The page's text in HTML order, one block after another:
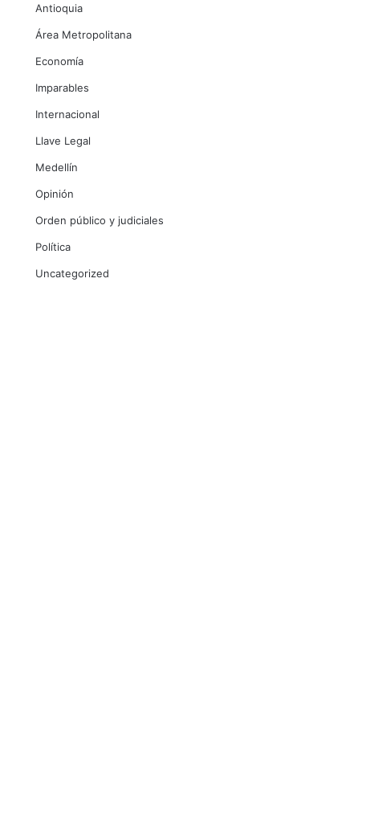
Antioquia
Área Metropolitana
Economía
Imparables
Internacional
Llave Legal
Medellín
Opinión
Orden público y judiciales
Política
Uncategorized